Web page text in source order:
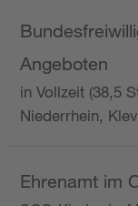
Angeboten
in Vollzeit (38,5
Niederrhein,
Ehrenamt im